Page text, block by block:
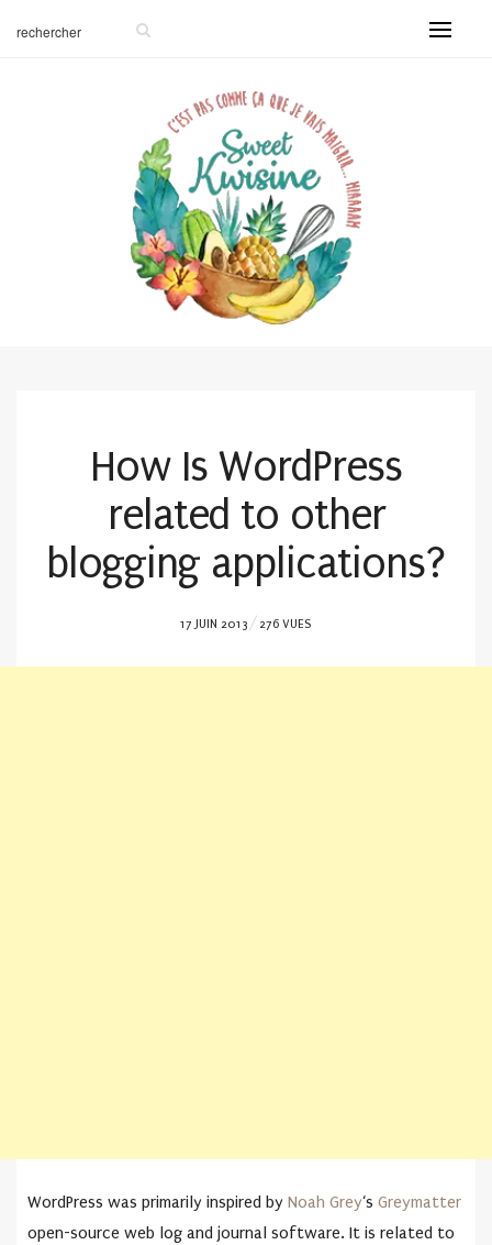
How Is WordPress
related to other
blogging applications?
POSTED
17 JUIN 2013 276 VUES
WordPress was primarily inspired by Noah Grey‘s Greymatter
open-source web log and journal software. It is related to